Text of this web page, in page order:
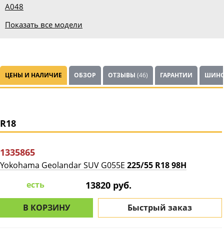
A048
Показать все модели
ЦЕНЫ И НАЛИЧИЕ ОБЗОР ОТЗЫВЫ (46) ГАРАНТИИ
R18
1335865
Yokohama Geolandar SUV G055E 225/55 R18 98H
есть
13820 руб.
В КОРЗИНУ Быстрый заказ